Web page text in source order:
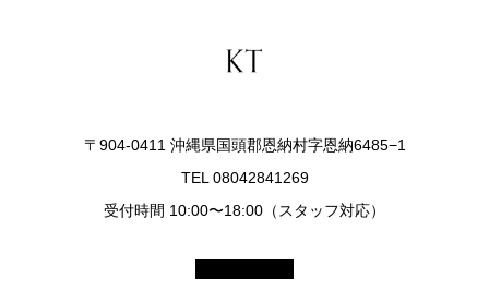
〒904-0411 沖縄県国頭郡恩納村字恩納6485−1
TEL 08042841269
受付時間 10:00〜18:00（スタッフ対応）